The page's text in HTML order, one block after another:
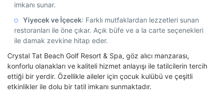
imkanı sunar.
Yiyecek ve İçecek: Farklı mutfaklardan lezzetleri sunan
restoranları ile öne çıkar. Açık büfe ve a la carte seçenekleri
ile damak zevkine hitap eder.
Crystal Tat Beach Golf Resort & Spa, göz alıcı manzarası,
konforlu olanakları ve kaliteli hizmet anlayışı ile tatilcilerin tercih
ettiği bir yerdir. Özellikle aileler için çocuk kulübü ve çeşitli
etkinlikler ile dolu bir tatil imkanı sunmaktadır.